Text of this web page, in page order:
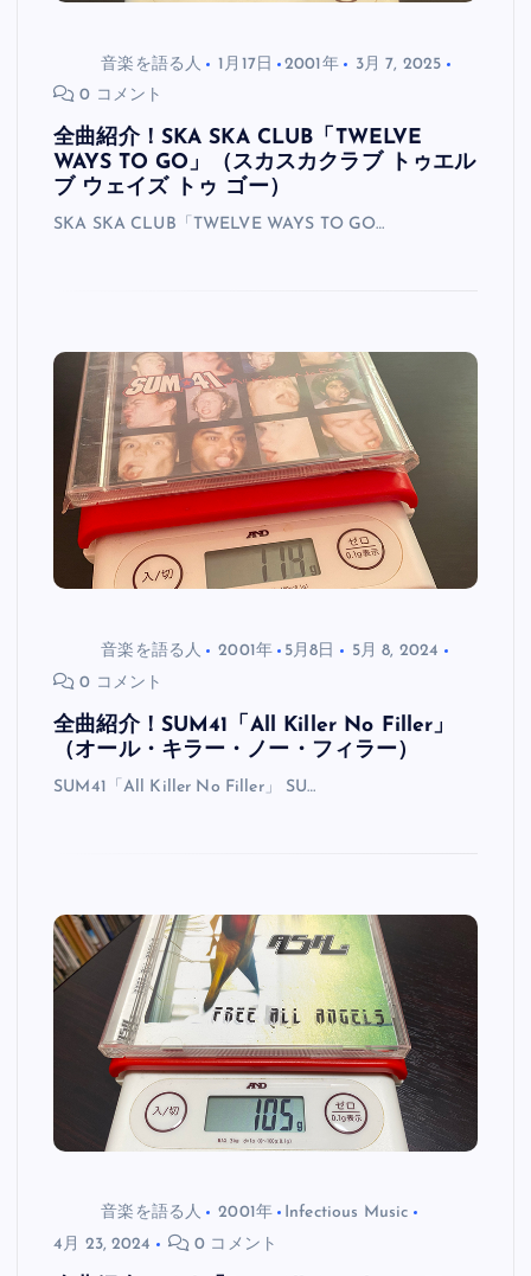
音楽を語る人 1月17日 2001年
3月 7, 2025
0 コメント
全曲紹介！SKA SKA CLUB「TWELVE
WAYS TO GO」（スカスカクラブ トゥエル
ブ ウェイズ トゥ ゴー）
SKA SKA CLUB「TWELVE WAYS TO GO…
音楽を語る人 2001年 5月8日
5月 8, 2024
0 コメント
全曲紹介！SUM41「All Killer No Filler」
（オール・キラー・ノー・フィラー）
SUM41「All Killer No Filler」 SU…
音楽を語る人 2001年
Infectious Music
4月 23, 2024
0 コメント